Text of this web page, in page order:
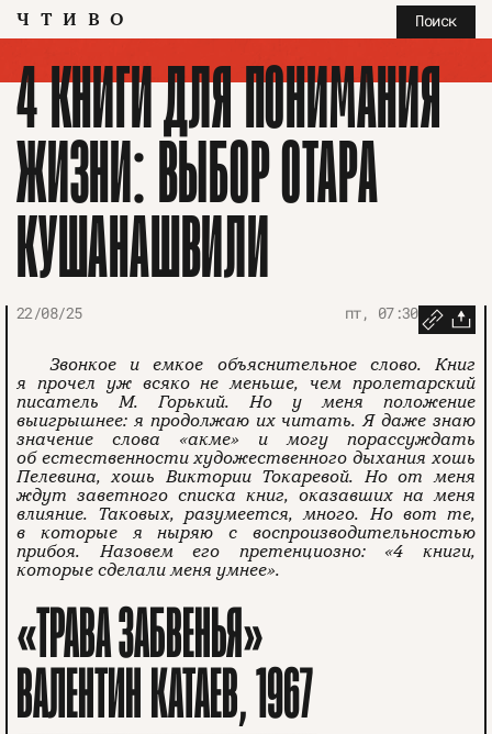
ЧТИВО Поиск
4 КНИГИ ДЛЯ ПОНИМАНИЯ
ЖИЗНИ: ВЫБОР ОТАРА
КУШАНАШВИЛИ
22/08/25 пт, 07:30
Звонкое и емкое объяснительное слово. Книг
я прочел уж всяко не меньше, чем пролетарский
писатель М. Горький. Но у меня положение
выигрышнее: я продолжаю их читать. Я даже знаю
значение слова «акме» и могу порассуждать
об естественности художественного дыхания хошь
Пелевина, хошь Виктории Токаревой. Но от меня
ждут заветного списка книг, оказавших на меня
влияние. Таковых, разумеется, много. Но вот те,
в которые я ныряю с воспроизводительностью
прибоя. Назовем его претенциозно: «4 книги,
которые сделали меня умнее».
«ТРАВА ЗАБВЕНЬЯ»
ВАЛЕНТИН КАТАЕВ, 1967